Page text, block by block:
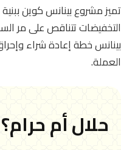
تميز مشروع بينانس كوين
العملة.
حلال أم حرام؟